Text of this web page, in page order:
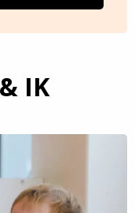
IK